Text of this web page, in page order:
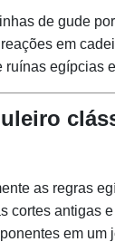
de gude
em
ruínas egípcias
as regras
cortes antigas
em